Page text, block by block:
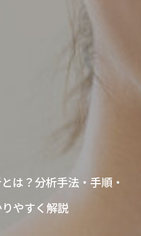
は？分析手法・手順・
やすく解説